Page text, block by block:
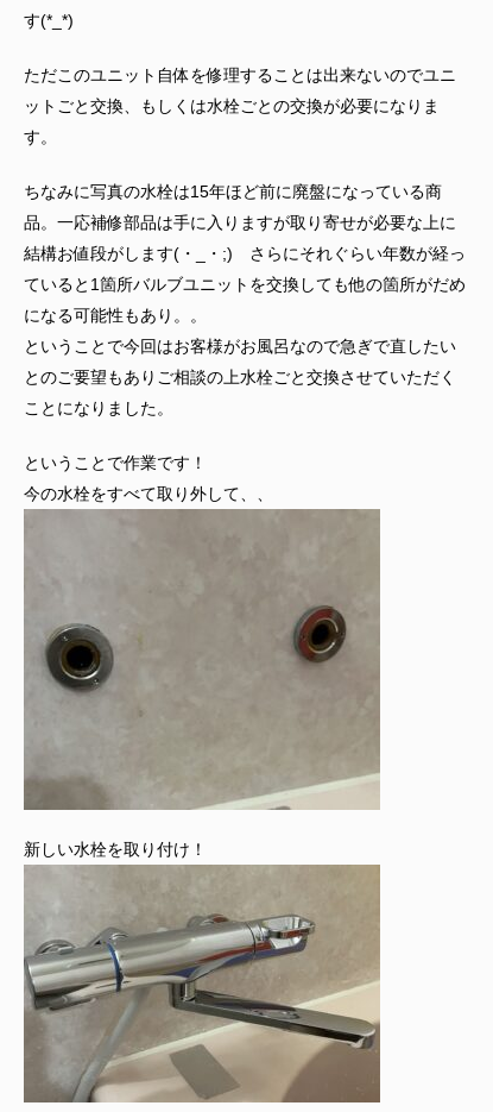
す(*_*)
ただこのユニット自体を修理することは出来ないのでユニ
ットごと交換、もしくは水栓ごとの交換が必要になりま
す。
ちなみに写真の水栓は15年ほど前に廃盤になっている商
品。一応補修部品は手に入りますが取り寄せが必要な上に
結構お値段がします(・_・;) さらにそれぐらい年数が経っ
ていると1箇所バルブユニットを交換しても他の箇所がだめ
になる可能性もあり。。
ということで今回はお客様がお風呂なので急ぎで直したい
とのご要望もありご相談の上水栓ごと交換させていただく
ことになりました。
ということで作業です！
今の水栓をすべて取り外して、、
新しい水栓を取り付け！